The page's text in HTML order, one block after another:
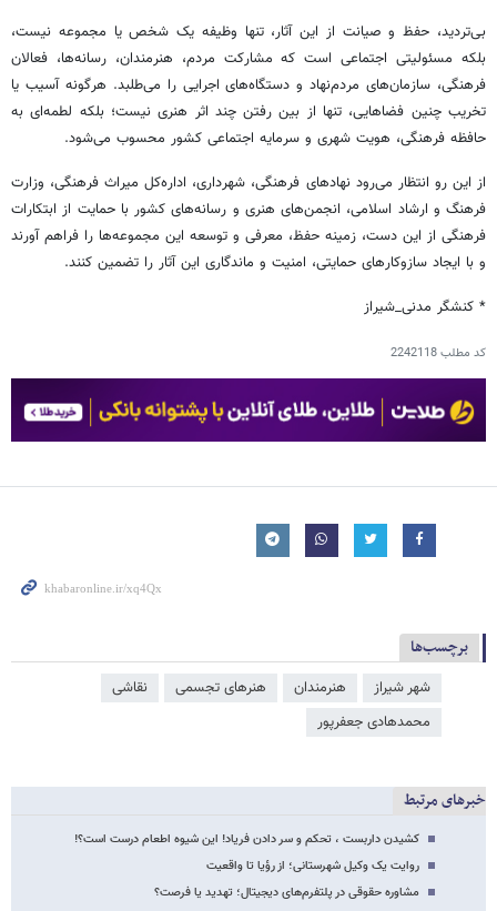
بی‌تردید، حفظ و صیانت از این آثار، تنها وظیفه یک شخص یا مجموعه نیست،
بلکه مسئولیتی اجتماعی است که مشارکت مردم، هنرمندان، رسانه‌ها، فعالان
فرهنگی، سازمان‌های مردم‌نهاد و دستگاه‌های اجرایی را می‌طلبد. هرگونه آسیب یا
تخریب چنین فضاهایی، تنها از بین رفتن چند اثر هنری نیست؛ بلکه لطمه‌ای به
حافظه فرهنگی، هویت شهری و سرمایه اجتماعی کشور محسوب می‌شود.
از این رو انتظار می‌رود نهادهای فرهنگی، شهرداری، اداره‌کل میراث فرهنگی، وزارت
فرهنگ و ارشاد اسلامی، انجمن‌های هنری و رسانه‌های کشور با حمایت از ابتکارات
فرهنگی از این دست، زمینه حفظ، معرفی و توسعه این مجموعه‌ها را فراهم آورند
و با ایجاد سازوکارهای حمایتی، امنیت و ماندگاری این آثار را تضمین کنند.
* کنشگر مدنی_شیراز
کد مطلب2242118
برچسب‌ها
شهر شیراز هنرمندان هنرهای تجسمی
نقاشی
محمدهادی جعفرپور
خبرهای مرتبط
کشیدن داربست ، تحکم و سر دادن فریاد! این شیوه اطعام درست است؟!
روایت یک وکیل شهرستانی؛ از رؤیا تا واقعیت
مشاوره حقوقی در پلتفرم‌های دیجیتال؛ تهدید یا فرصت؟